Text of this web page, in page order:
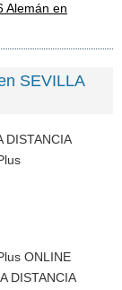
Alemán en
SEVILLA
DISTANCIA
ONLINE
DISTANCIA